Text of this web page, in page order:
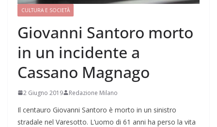
CULTURA E SOCIETÀ
Giovanni Santoro morto
in un incidente a
Cassano Magnago
2 Giugno 2019 Redazione Milano
Il centauro Giovanni Santoro è morto in un sinistro
stradale nel Varesotto. L’uomo di 61 anni ha perso la vita